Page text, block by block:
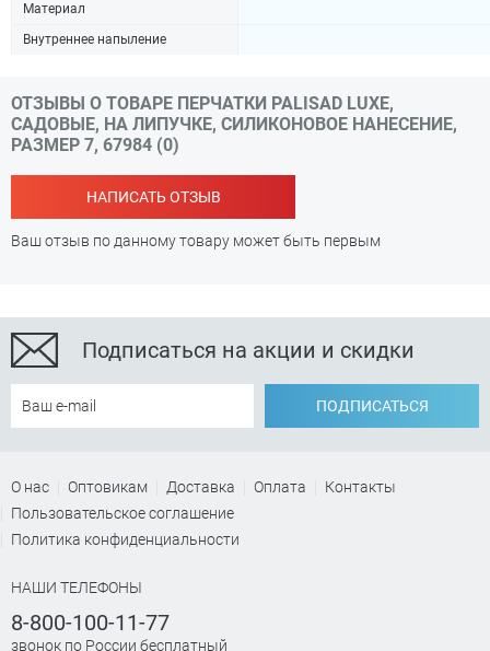
Материал
Внутреннее напыление
ОТЗЫВЫ О ТОВАРЕ ПЕРЧАТКИ PALISAD LUXE,
САДОВЫЕ, НА ЛИПУЧКЕ, СИЛИКОНОВОЕ НАНЕСЕНИЕ,
РАЗМЕР 7, 67984 (0)
НАПИСАТЬ ОТЗЫВ
Ваш отзыв по данному товару может быть первым
Подписаться на акции и скидки
ПОДПИСАТЬСЯ
О нас Оптовикам Доставка Оплата
Контакты
Пользовательское соглашение
Политика конфиденциальности
НАШИ ТЕЛЕФОНЫ
8-800-100-11-77
звонок по России бесплатный